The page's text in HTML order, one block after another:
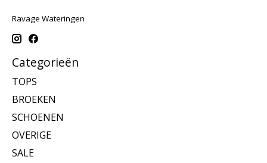
Ravage Wateringen
Categorieën
TOPS
BROEKEN
SCHOENEN
OVERIGE
SALE